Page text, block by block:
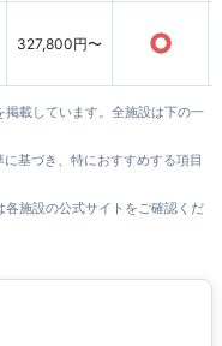
327,800円〜 ○
載しています。全施設は下の一
基づき、特におすすめする項目
施設の公式サイトをご確認くだ